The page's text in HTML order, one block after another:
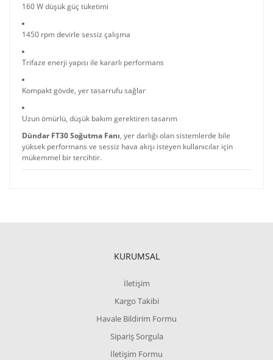
160 W düşük güç tüketimi
1450 rpm devirle sessiz çalışma
Trifaze enerji yapısı ile kararlı performans
Kompakt gövde, yer tasarrufu sağlar
Uzun ömürlü, düşük bakım gerektiren tasarım
Dündar FT30 Soğutma Fanı, yer darlığı olan sistemlerde bile
yüksek performans ve sessiz hava akışı isteyen kullanıcılar için
mükemmel bir tercihtir.
KURUMSAL
İletişim
Kargo Takibi
Havale Bildirim Formu
Sipariş Sorgula
İletişim Formu